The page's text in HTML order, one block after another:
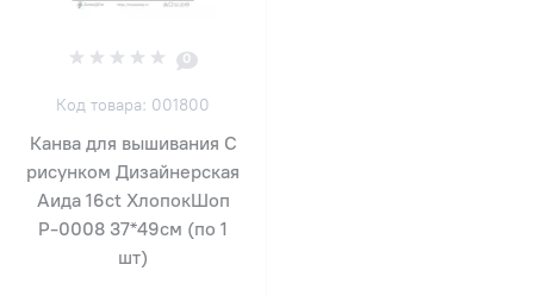
0
Код товара: 001800
Канва для вышивания С
рисунком Дизайнерская
Аида 16ct ХлопокШоп
Р-0008 37*49см (по 1
шт)